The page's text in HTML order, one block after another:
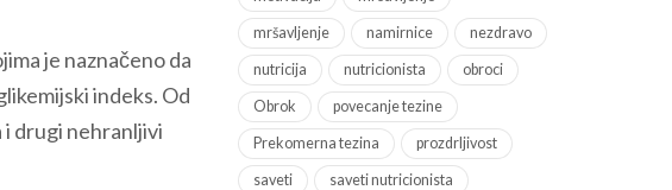
je naznačeno da
indeks. Od
i drugi nehranljivi
mršavljenje namirnice nezdravo
nutricija nutricionista obroci
Obrok povecanje tezine
Prekomerna tezina prozdrljivost
saveti saveti nutricionista